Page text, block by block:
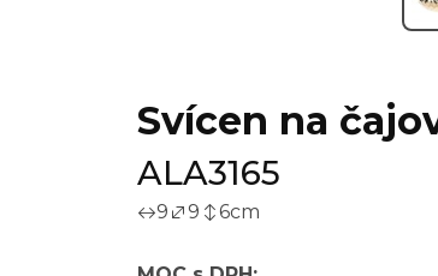
Svícen na
ALA3165
9 9 6cm